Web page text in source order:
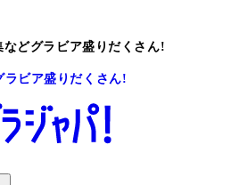
などグラビア盛りだくさん!
ラビア盛りだくさん!